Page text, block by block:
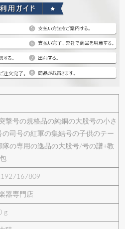
撃号の規格品の純銅の大股号の小さ
の司号の紅軍の集結号の子供のテー
隊の専用の逸品の大股号/号の譜+教
器専門店
g